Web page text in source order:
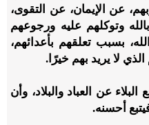
عن الإيمان، عن التقوى،
وتوكلهم عليه ورجوعهم
بسبب تعلقهم بأعدائهم،
لا يريد بهم خيرًا.
عن العباد والبلاد، وأن
أحسنه.